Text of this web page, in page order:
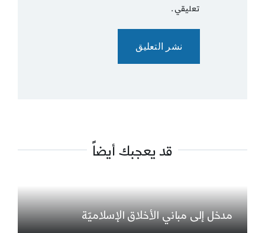
تعليقي.
قد يعجبك أيضاً
مدخل إلى مباني الأخلاق الإسلاميّة